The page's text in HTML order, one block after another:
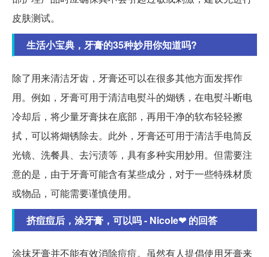
皮肤测试。
生活小宝典，牙膏的35种妙用你知道吗?
除了用来清洁牙齿，牙膏还可以在很多其他方面发挥作
用。例如，牙膏可用于清洁电熨斗的煳锈，在电熨斗断电
冷却后，将少量牙膏抹在底部，再用干净的软布轻轻擦
拭，可以将煳锈除去。此外，牙膏还可用于清洁手电筒反
光镜、洗餐具、去污渍等，具有多种实用妙用。但需要注
意的是，由于牙膏可能含有某些成分，对于一些特殊材质
或物品，可能需要谨慎使用。
挤痘痘后，涂牙膏，可以吗 - Nicole❤ 的回答
涂抹牙膏并不能有效消除痘痘。虽然有人提倡使用牙膏来